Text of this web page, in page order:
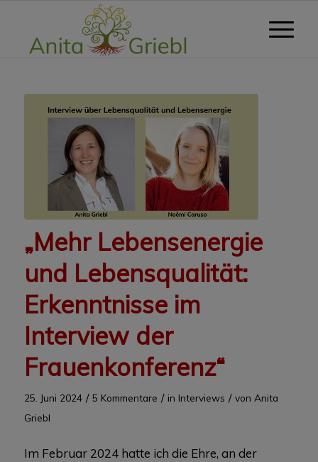
„Mehr Lebensenergie
und Lebensqualität:
Erkenntnisse im
Interview der
Frauenkonferenz“
25. Juni 2024 / 5 Kommentare / in Interviews / von Anita
Griebl
Im Februar 2024 hatte ich die Ehre, an der